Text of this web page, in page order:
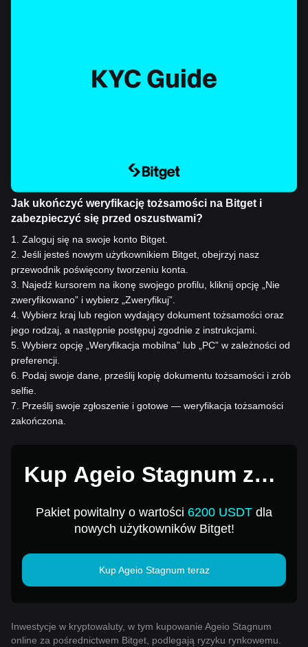
Jak ukończyć weryfikację tożsamości na Bitget i
zabezpieczyć się przed oszustwami?
1
Zaloguj się na swoje konto Bitget.
2 Jeśli jesteś nowym użytkownikiem Bitget, obejrzyj nasz
przewodnik poświęcony tworzeniu konta.
3
Najedź kursorem na ikonę swojego profilu, kliknij opcję „Nie
zweryfikowano” i wybierz „Zweryfikuj”.
4 Wybierz kraj lub region wydający dokument tożsamości oraz
jego rodzaj, a następnie postępuj zgodnie z instrukcjami.
5 Wybierz opcję „Weryfikacja mobilna” lub „PC” w zależności od
preferencji.
6
Podaj swoje dane, prześlij kopię dokumentu tożsamości i zrób
selfie.
7
Prześlij swoje zgłoszenie i gotowe — weryfikacja tożsamości
zakończona.
Kup Ageio Stagnum za 1
USD
Pakiet powitalny o wartości 6200 USDT dla
nowych użytkowników Bitget!
Kup Ageio Stagnum teraz
Inwestycje w kryptowaluty, w tym kupowanie Ageio Stagnum
online za pośrednictwem Bitget, podlegają ryzyku rynkowemu.